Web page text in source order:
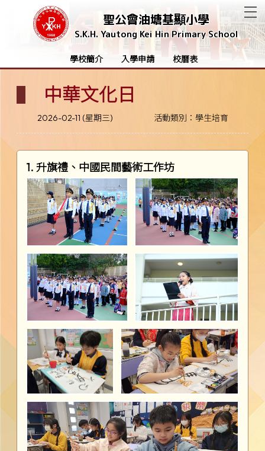
聖公會油塘基顯小學
S.K.H. Yautong Kei Hin Primary School
學校簡介 入學申請 校曆表
中華文化日
2026-02-11 (星期三) 活動類別：學生培育
1. 升旗禮、中國民間藝術工作坊